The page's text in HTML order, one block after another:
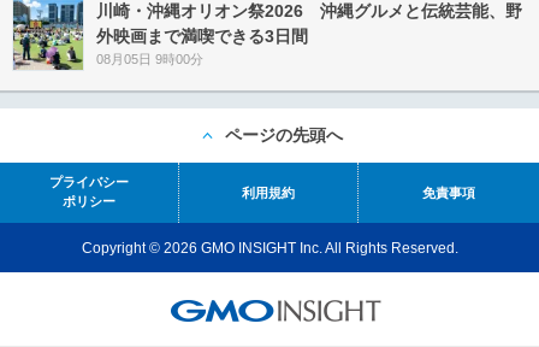
川崎・沖縄オリオン祭2026 沖縄グルメと伝統芸能、野
外映画まで満喫できる3日間
08月05日 9時00分
ページの先頭へ
プライバシー
ポリシー
利用規約 免責事項
Copyright © 2026 GMO INSIGHT Inc. All Rights Reserved.